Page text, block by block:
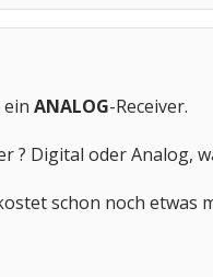
ein ANALOG-Receiver.
? Digital oder Analog,
schon noch etwas